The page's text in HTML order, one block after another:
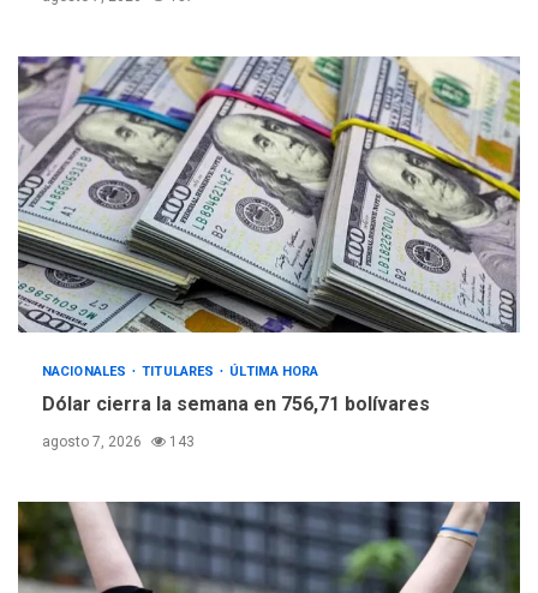
NACIONALES TITULARES ÚLTIMA HORA
Dólar cierra la semana en 756,71 bolívares
agosto 7, 2026 143